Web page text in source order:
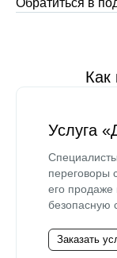
Обратиться в
Как
Услуга
переговоры
его продаже
безопасную
Заказать